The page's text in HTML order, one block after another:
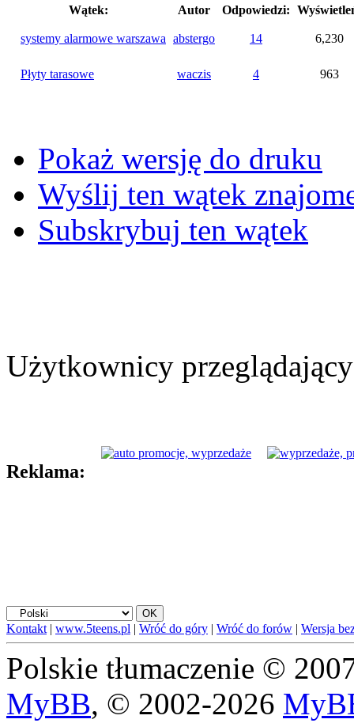
Wątek:
Autor Odpowiedzi:
systemy alarmowe warszawa abstergo 14 6,230
Płyty tarasowe waczis 4 963
Pokaż wersję do druku
Wyślij ten wątek
Subskrybuj ten wątek
Użytkownicy
Reklama:
Kontakt | www.5teens.pl | Wróć do góry | Wróć do forów | Wersja
Polskie tłumaczenie ©
MyBB, © 2002-2026